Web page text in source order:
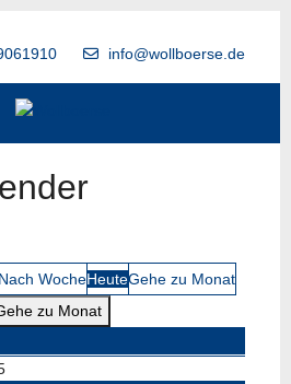
info@wollboerse.de
Nach WocheHeuteGehe zu Monat
zu Monat